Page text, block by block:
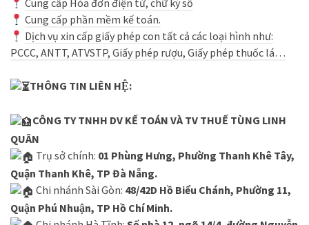
Cung cấp Hóa đơn điện tử, chữ ký số
Cung cấp phần mềm kế toán.
Dịch vụ xin cấp giấy phép con tất cả các loại hình như:
PCCC, ANTT, ATVSTP, Giấy phép rượu, Giấy phép thuốc lá…
THÔNG TIN LIÊN HỆ:
CÔNG TY TNHH DV KẾ TOÁN VÀ TV THUẾ TÙNG LINH
QUÂN
Trụ sở chính: 01 Phùng Hưng, Phường Thanh Khê Tây,
Quận Thanh Khê, TP Đà Nẵng.
Chi nhánh Sài Gòn: 48/42D Hồ Biểu Chánh, Phường 11,
Quận Phú Nhuận, TP Hồ Chí Minh.